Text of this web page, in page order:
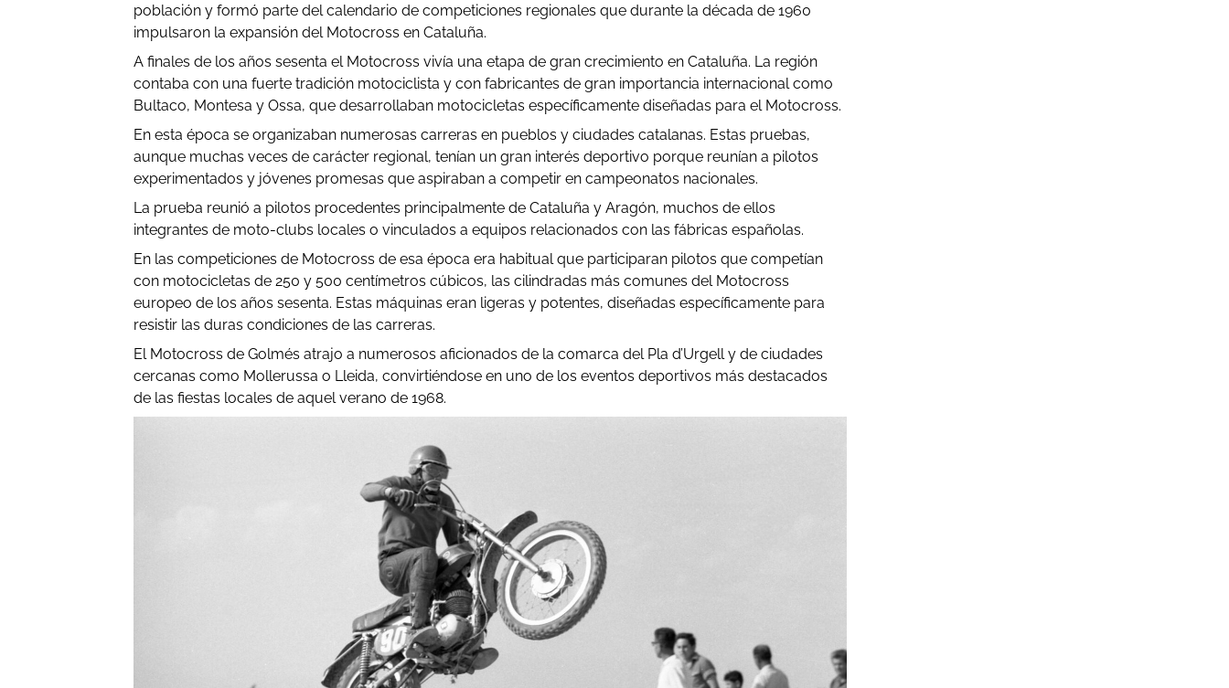
población y formó parte del calendario de competiciones regionales que durante la década de 1960
impulsaron la expansión del Motocross en Cataluña.
A finales de los años sesenta el Motocross vivía una etapa de gran crecimiento en Cataluña. La región
contaba con una fuerte tradición motociclista y con fabricantes de gran importancia internacional como
Bultaco, Montesa y Ossa, que desarrollaban motocicletas específicamente diseñadas para el Motocross.
En esta época se organizaban numerosas carreras en pueblos y ciudades catalanas. Estas pruebas,
aunque muchas veces de carácter regional, tenían un gran interés deportivo porque reunían a pilotos
experimentados y jóvenes promesas que aspiraban a competir en campeonatos nacionales.
La prueba reunió a pilotos procedentes principalmente de Cataluña y Aragón, muchos de ellos
integrantes de moto-clubs locales o vinculados a equipos relacionados con las fábricas españolas.
En las competiciones de Motocross de esa época era habitual que participaran pilotos que competían
con motocicletas de 250 y 500 centímetros cúbicos, las cilindradas más comunes del Motocross
europeo de los años sesenta. Estas máquinas eran ligeras y potentes, diseñadas específicamente para
resistir las duras condiciones de las carreras.
El Motocross de Golmés atrajo a numerosos aficionados de la comarca del Pla d’Urgell y de ciudades
cercanas como Mollerussa o Lleida, convirtiéndose en uno de los eventos deportivos más destacados
de las fiestas locales de aquel verano de 1968.